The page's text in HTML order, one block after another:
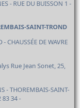
- RUE DU BUISSON 1 -
SAINT-TROND
CHAUSSÉE DE WAVRE
Rue Jean Sonet, 25,
- THOREMBAIS-SAINT-
83 34 -